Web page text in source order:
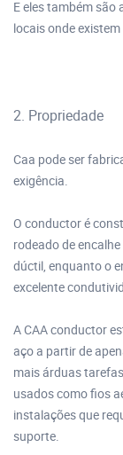
E eles também são
locais onde
2. Propriedade
Caa pode ser
exigência.
O conductor é
rodeado de
dúctil, enquanto o
excelente
A CAA conductor
aço a partir de
mais árduas
usados como fios
instalações que
suporte.